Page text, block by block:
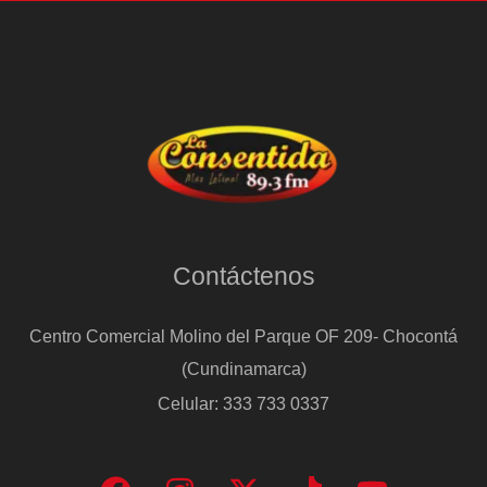
Contáctenos
Centro Comercial Molino del Parque OF 209- Chocontá
(Cundinamarca)
Celular: 333 733 0337